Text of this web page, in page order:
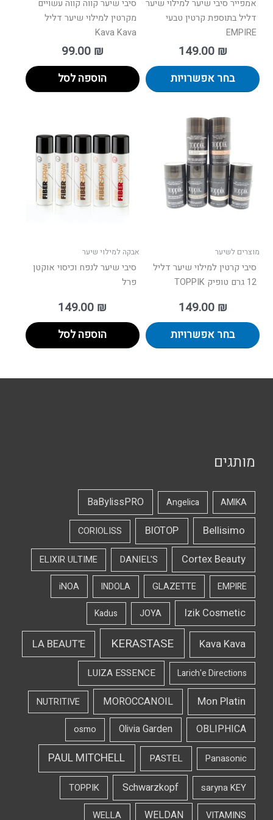
אמפייר סיבי שיער למילוי שיער
דליל בתוספת קרטין טבעי
EMPIRE
149.00 ₪
בחר אפשרויות
סיבי שיער קווה קווה עשויים
מקרטין למילוי שיער דליל
Kava Kava
99.00 ₪
הוספה לסל
מוצרים לשיער
סיבי קרטין למילוי שיער דליל
12 גרם טופיק TOPPIK
149.00 ₪
בחר אפשרויות
סוגים.
לבחור
אבקה למילוי שיער
סיבי שיער לנפח וכיסוי אוקטן
פרל
149.00 ₪
הוספה לסל
מותגים
AMIKA
Angelica
BaBylissPRO
Bellisimo
BIOTOP
CORIOLISS
Cortex Beauty
DANIEL'S
ELIXIR ULTIME
EMPIRE
GLAZETTE
INDOLA
iNOA
Izik Cosmetic
JOYA
Kadus
Kava Kava
KERASTASE
LA BEAUT'E
Larich'e Directions
LUIZA ESSENCE
Mon Platin
MOROCCANOIL
NUTRITIVE
OBLIPHICA
Olivia Garden
osmo
Panasonic
PASTEL
PAUL MITCHELL
saryna KEY
Schwarzkopf
TOPPIK
VITAMINS
WELDAN
WELLA